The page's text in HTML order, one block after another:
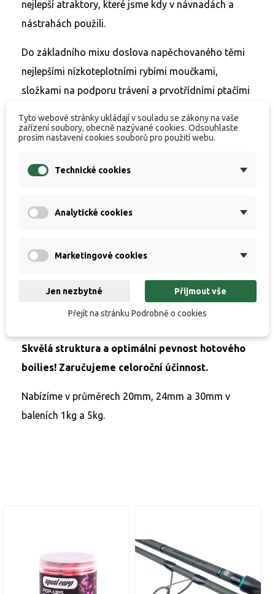
nejlepší atraktory, které jsme kdy v návnadách a
nástrahách použili.
Do základního mixu doslova napěchovaného těmi
nejlepšími nízkoteplotními rybími moučkami,
složkami na podporu trávení a prvotřídními ptačími
nejhodnotnější a nejrozpustnější játrový extrakt a
extrakt.
stále znovu a znovu potvrzuje, že
byla, je a bude tím, co našim návnadám a
nejlepších rybářů.
Skvělá struktura a optimální pevnost hotového
boilies! Zaručujeme celoroční účinnost.
Nabízíme v průměrech 20mm, 24mm a 30mm v
baleních 1kg a 5kg.
Tyto webové stránky ukládají v souladu se zákony na vaše
zařízení soubory, obecně nazývané cookies. Odsouhlaste
prosím nastavení cookies souborů pro použití webu.
Technické cookies
Analytické cookies
Marketingové cookies
Jen nezbytné Přijmout vše
Přejít na stránku Podrobně o cookies